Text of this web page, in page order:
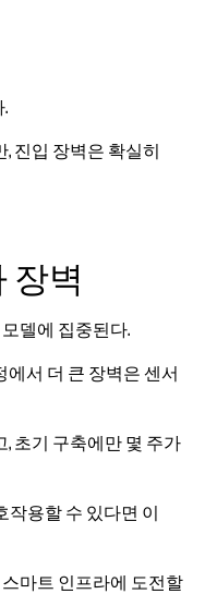
진입 장벽은 확실히
장벽
델에 집중된다.
서 더 큰 장벽은 센서
초기 구축에만 몇 주가
용할 수 있다면 이
마트 인프라에 도전할